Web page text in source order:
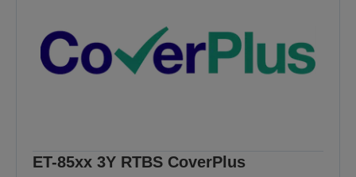
ET-85xx 3Y RTBS CoverPlus